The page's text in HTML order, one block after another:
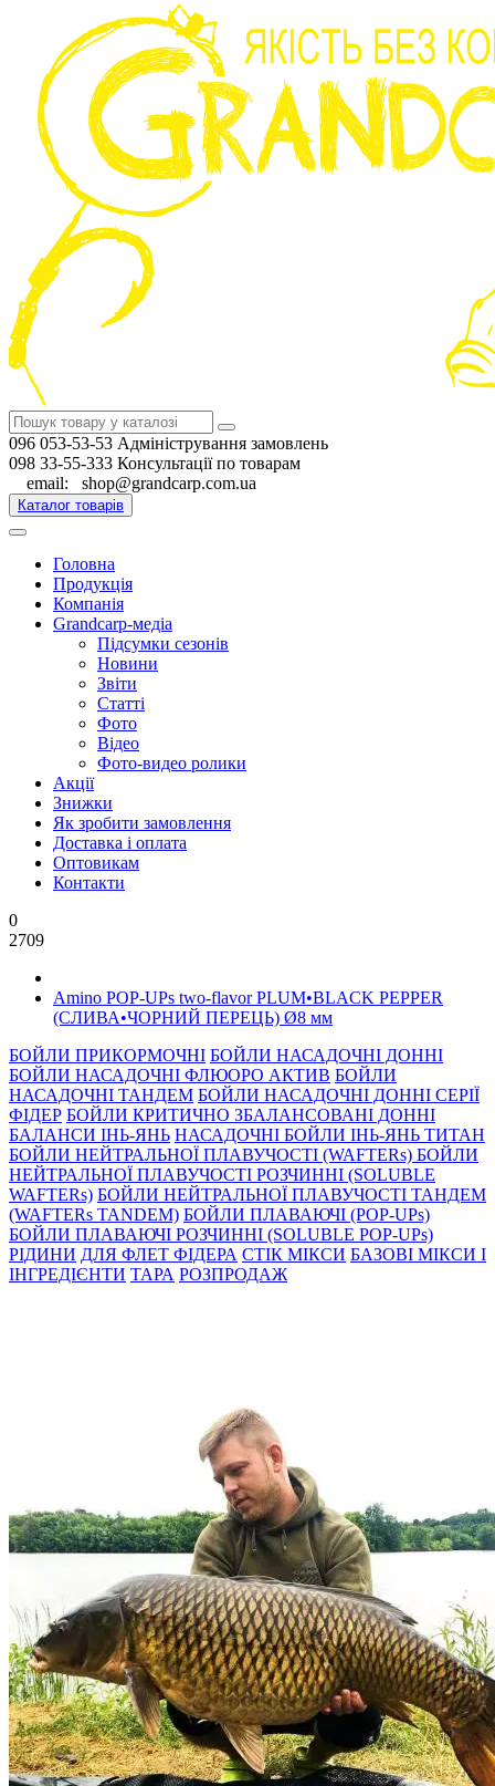
096 053-53-53 Адміністрування замовлень
098 33-55-333 Консультації по товарам
email: shop@grandcarp.com.ua
Каталог товарів
Головна
Продукція
Компанія
Grandcarp-медіа
Підсумки сезонів
Новини
Звіти
Статті
Фото
Відео
Фото-видео ролики
Акції
Знижки
Як зробити замовлення
Доставка і оплата
Оптовикам
Контакти
0
2709
Amino POP-UPs two-flavor PLUM•BLACK PEPPER
(СЛИВА•ЧОРНИЙ ПЕРЕЦЬ) Ø8 мм
БОЙЛИ ПРИКОРМОЧНI БОЙЛИ НАСАДОЧНI ДОННI
БОЙЛИ НАСАДОЧНІ ФЛЮОРО АКТИВ БОЙЛИ
НАСАДОЧНІ ТАНДЕМ БОЙЛИ НАСАДОЧНI ДОННI СЕРIÏ
ФIДЕР БОЙЛИ КРИТИЧНО ЗБАЛАНСОВАНІ ДОННІ
БАЛАНСИ ІНЬ-ЯНЬ НАСАДОЧНІ БОЙЛИ ІНЬ-ЯНЬ ТИТАН
БОЙЛИ НЕЙТРАЛЬНОÏ ПЛАВУЧОСТI (WAFTERs) БОЙЛИ
НЕЙТРАЛЬНОЇ ПЛАВУЧОСТІ РОЗЧИННІ (SOLUBLE
WAFTERs) БОЙЛИ НЕЙТРАЛЬНОЇ ПЛАВУЧОСТІ ТАНДЕМ
(WAFTERs TANDEM) БОЙЛИ ПЛАВАЮЧІ (POP-UPs)
БОЙЛИ ПЛАВАЮЧI РОЗЧИННI (SOLUBLE POP-UPs)
РIДИНИ ДЛЯ ФЛЕТ ФІДЕРА СТIК МIКСИ БАЗОВІ МІКСИ І
ІНГРЕДІЄНТИ ТАРА РОЗПРОДАЖ